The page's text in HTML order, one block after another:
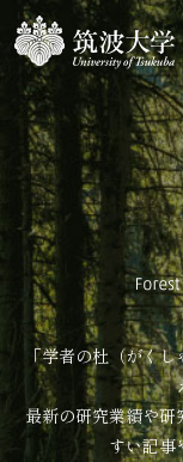
「学者の杜（がく
最新の研究業績や
すい記事